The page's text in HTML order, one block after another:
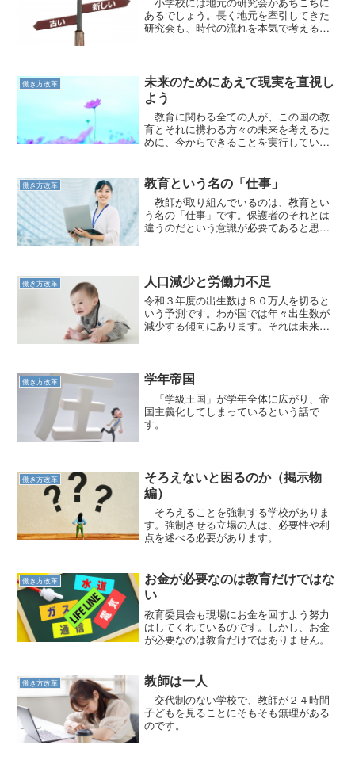
あるでしょう。長く地元を牽引してきた
研究会も、時代の流れを本気で考える時
働き方改革
未来のためにあえて現実を直視し
よう
教育に関わる全ての人が、この国の教
育とそれに携わる方々の未来を考えるた
めに、今からできることを実行していか
働き方改革 教育という名の「仕事」
教師が取り組んでいるのは、教育とい
う名の「仕事」です。保護者のそれとは
違うのだという意識が必要であると思っ
働き方改革 人口減少と労働力不足
令和３年度の出生数は８０万人を切ると
いう予測です。わが国では年々出生数が
減少する傾向にあります。それは未来の
働き方改革 学年帝国
「学級王国」が学年全体に広がり、帝
国主義化してしまっているという話で
す。
働き方改革
そろえないと困るのか（掲示物
編）
そろえることを強制する学校がありま
す。強制させる立場の人は、必要性や利
点を述べる必要があります。
働き方改革
お金が必要なのは教育だけではな
い
教育委員会も現場にお金を回すよう努力
はしてくれているのです。しかし、お金
が必要なのは教育だけではありません。
働き方改革 教師は一人
交代制のない学校で、教師が２４時間
子どもを見ることにそもそも無理がある
のです。